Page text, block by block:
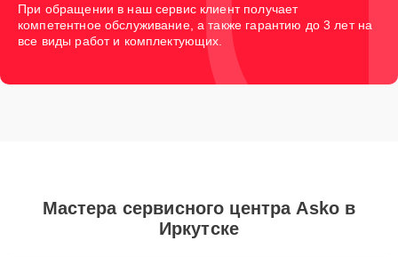
При обращении в наш сервис клиент получает
компетентное обслуживание, а также гарантию до 3 лет на
все виды работ и комплектующих.
Мастера сервисного центра Asko в
Иркутске